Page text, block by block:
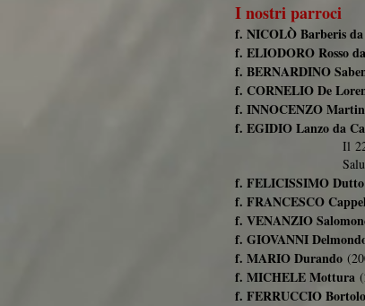
I nostri parroci
f. NICOLÒ Barberis
f. ELIODORO Rosso
f. BERNARDINO
f. CORNELIO De
f. INNOCENZO
f. EGIDIO Lanzo da
Il
f. FELICISSIMO
f. FRANCESCO
f. VENANZIO
f. GIOVANNI
f. MARIO Durando
f. MICHELE Mottura
f. FERRUCCIO